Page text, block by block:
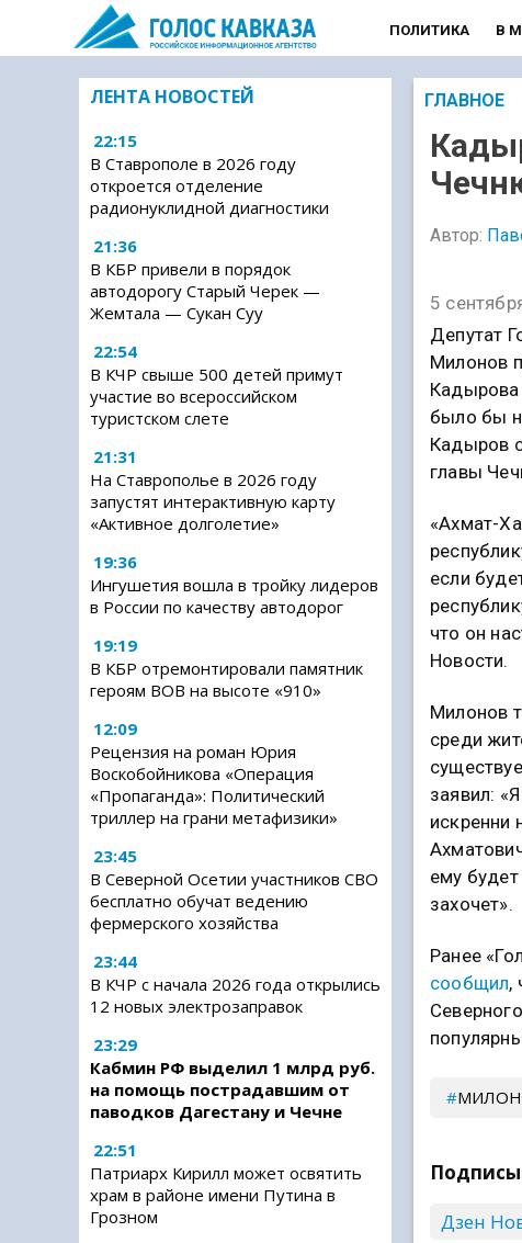
ПОЛИТИКА В
ЛЕНТА НОВОСТЕЙ
22:15
В Ставрополе в 2026 году
откроется отделение
радионуклидной диагностики
21:36
В КБР привели в порядок
автодорогу Старый Черек —
Жемтала — Сукан Суу
22:54
В КЧР свыше 500 детей примут
участие во всероссийском
туристском слете
21:31
На Ставрополье в 2026 году
запустят интерактивную карту
«Активное долголетие»
19:36
Ингушетия вошла в тройку лидеров
в России по качеству автодорог
19:19
В КБР отремонтировали памятник
героям ВОВ на высоте «910»
12:09
Рецензия на роман Юрия
Воскобойникова «Операция
«Пропаганда»: Политический
триллер на грани метафизики»
23:45
В Северной Осетии участников СВО
бесплатно обучат ведению
фермерского хозяйства
23:44
В КЧР с начала 2026 года открылись
12 новых электрозаправок
23:29
Кабмин РФ выделил 1 млрд руб.
на помощь пострадавшим от
паводков Дагестану и Чечне
22:51
Патриарх Кирилл может освятить
храм в районе имени Путина в
Грозном
ГЛАВНОЕ
Автор:
5
Депутат
Милонов
Кадырова
было бы
Кадыров
главы
«Ахмат-
если
что он
Новости.
Милонов
среди
заявил:
искренни
ему будет
захочет».
Ранее
сообщил,
Дзен